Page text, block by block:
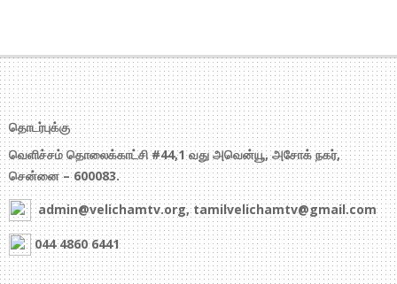
தொடர்புக்கு
வெளிச்சம் தொலைக்காட்சி #44,1 வது அவென்யூ, அசோக் நகர்,
சென்னை – 600083.
admin@velichamtv.org, tamilvelichamtv@gmail.com
044 4860 6441